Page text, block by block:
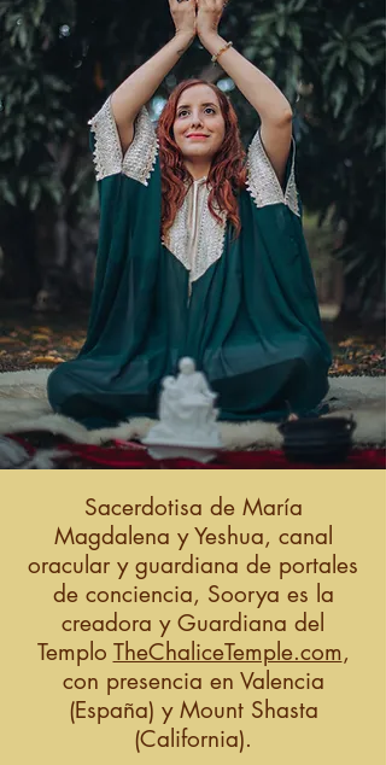
Sacerdotisa de María
Magdalena y Yeshua, canal
oracular y guardiana de portales
de conciencia, Soorya es la
creadora y Guardiana del
Templo TheChaliceTemple.com,
con presencia en Valencia
(España) y Mount Shasta
(California).